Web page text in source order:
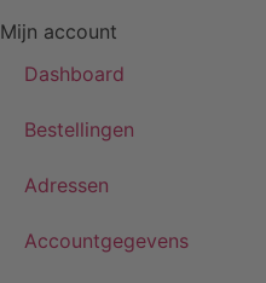
Mijn account
Dashboard
Bestellingen
Adressen
Accountgegevens